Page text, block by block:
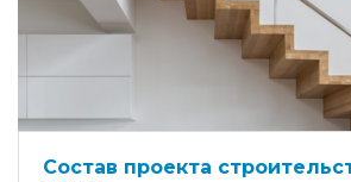
Состав проекта